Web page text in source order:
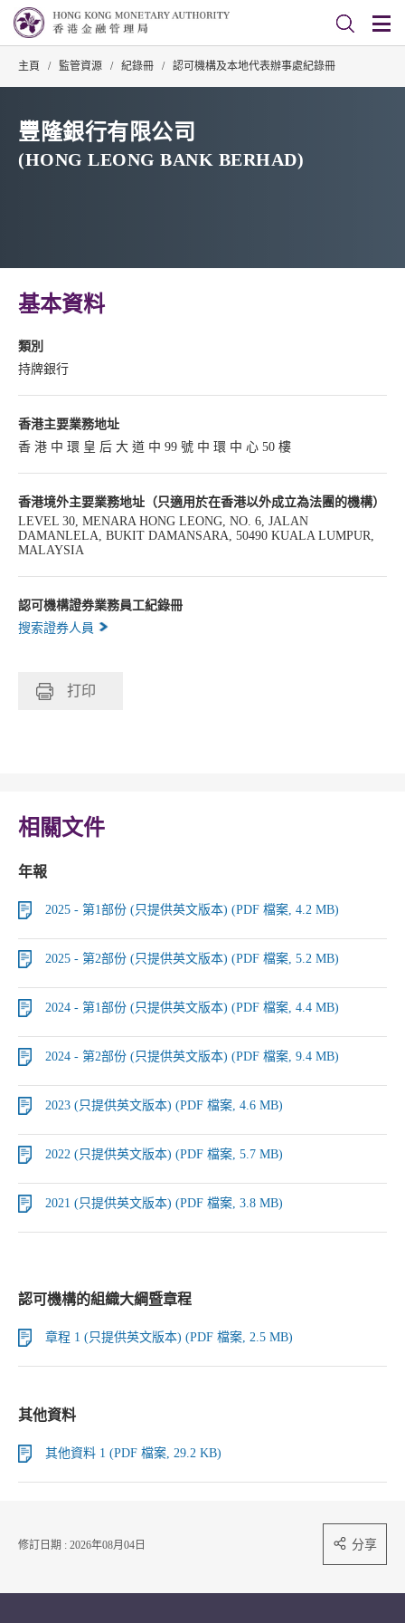
主頁 / 監管資源 / 紀錄冊 / 認可機構及本地代表辦事處紀錄冊
豐隆銀行有限公司
(HONG LEONG BANK BERHAD)
基本資料
類別
持牌銀行
香港主要業務地址
香 港 中 環 皇 后 大 道 中 99 號 中 環 中 心 50 樓
香港境外主要業務地址（只適用於在香港以外成立為法團的機構）
LEVEL 30, MENARA HONG LEONG, NO. 6, JALAN
DAMANLELA, BUKIT DAMANSARA, 50490 KUALA LUMPUR,
MALAYSIA
認可機構證券業務員工紀錄冊
搜索證券人員
打印
相關文件
年報
2025 - 第1部份 (只提供英文版本) (PDF 檔案, 4.2 MB)
2025 - 第2部份 (只提供英文版本) (PDF 檔案, 5.2 MB)
2024 - 第1部份 (只提供英文版本) (PDF 檔案, 4.4 MB)
2024 - 第2部份 (只提供英文版本) (PDF 檔案, 9.4 MB)
2023 (只提供英文版本) (PDF 檔案, 4.6 MB)
2022 (只提供英文版本) (PDF 檔案, 5.7 MB)
2021 (只提供英文版本) (PDF 檔案, 3.8 MB)
認可機構的組織大綱暨章程
章程 1 (只提供英文版本) (PDF 檔案, 2.5 MB)
其他資料
其他資料 1 (PDF 檔案, 29.2 KB)
修訂日期 : 2026年08月04日 分享